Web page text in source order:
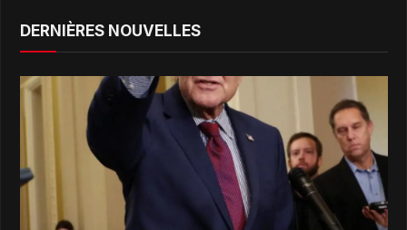
DERNIÈRES NOUVELLES